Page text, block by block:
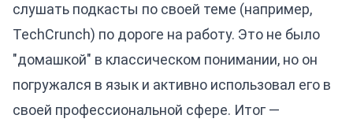
слушать подкасты по своей теме (например,
TechCrunch) по дороге на работу. Это не было
"домашкой" в классическом понимании, но он
погружался в язык и активно использовал его в
своей профессиональной сфере. Итог —